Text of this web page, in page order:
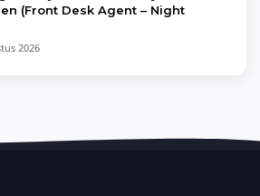
(Front Desk Agent – Night
2026